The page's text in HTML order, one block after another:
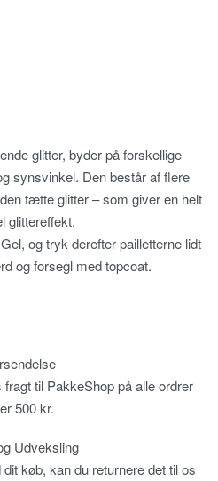
glitter, byder på forskellige
synsvinkel. Den består af flere
tætte glitter – som giver en helt
glittereffekt.
og tryk derefter pailletterne lidt
og forsegl med topcoat.
til PakkeShop på alle ordrer
500 kr.
Udveksling
køb, kan du returnere det til os